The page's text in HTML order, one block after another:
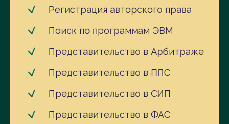
Регистрация авторского права
Поиск по программам ЭВМ
Представительство в Арбитраже
Представительство в ППС
Представительство в СИП
Представительство в ФАС